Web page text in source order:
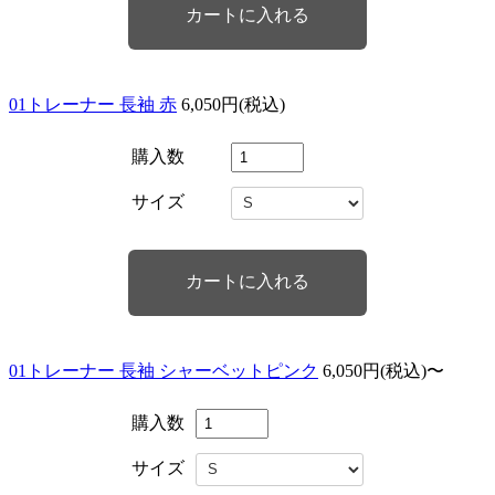
01トレーナー 長袖 赤 6,050円(税込)
購入数
サイズ
01トレーナー 長袖 シャーベットピンク 6,050円(税込)〜
購入数
サイズ